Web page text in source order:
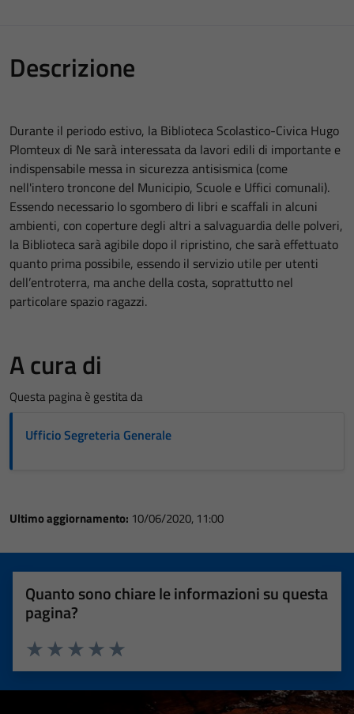
Descrizione
Durante il periodo estivo, la Biblioteca Scolastico-Civica Hugo
Plomteux di Ne sarà interessata da lavori edili di importante e
indispensabile messa in sicurezza antisismica (come
nell'intero troncone del Municipio, Scuole e Uffici comunali).
Essendo necessario lo sgombero di libri e scaffali in alcuni
ambienti, con coperture degli altri a salvaguardia delle polveri,
la Biblioteca sarà agibile dopo il ripristino, che sarà effettuato
quanto prima possibile, essendo il servizio utile per utenti
dell’entroterra, ma anche della costa, soprattutto nel
particolare spazio ragazzi.
A cura di
Questa pagina è gestita da
Ufficio Segreteria Generale
Ultimo aggiornamento: 10/06/2020, 11:00
Quanto sono chiare le informazioni su questa
pagina?
Valuta 5 stelle su 5
Valuta 4 stelle su 5
Valuta 3 stelle su 5
Valuta 2 stelle su 5
Valuta 1 stelle su 5